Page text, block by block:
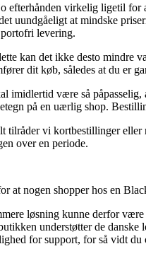
efterhånden virkelig ligetil for
uundgåeligt at mindske
levering.
kan det ikke desto mindre
dit køb, således at du er
imidlertid være så påpasselig,
på en uærlig shop.
tilråder vi kortbestillinger
over en periode.
at nogen shopper hos en
løsning kunne derfor
understøtter de
for support, for så vidt